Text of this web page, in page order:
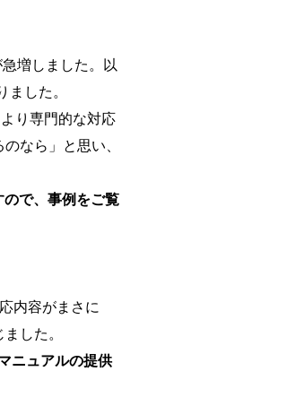
増しました。以
した。
り専門的な対応
なら」と思い、
で、事例をご覧
内容がまさに
した。
ニュアルの提供